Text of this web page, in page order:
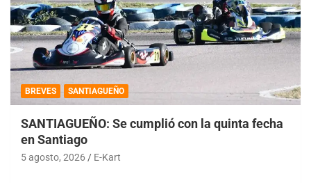
BREVES SANTIAGUEÑO
SANTIAGUEÑO: Se cumplió con la quinta fecha
en Santiago
5 agosto, 2026 E-Kart